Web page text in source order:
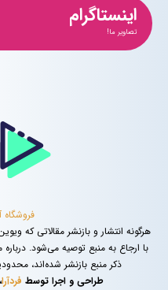
اینستاگرام
تصاویر ما!
فروشگاه
هرگونه انتشار و بازنشر مقالاتی که
با ارجاع به منبع توصیه می‌شود.
ذکر منبع بازنشر شده‌اند،
طراحی و اجرا توسط فردآرا